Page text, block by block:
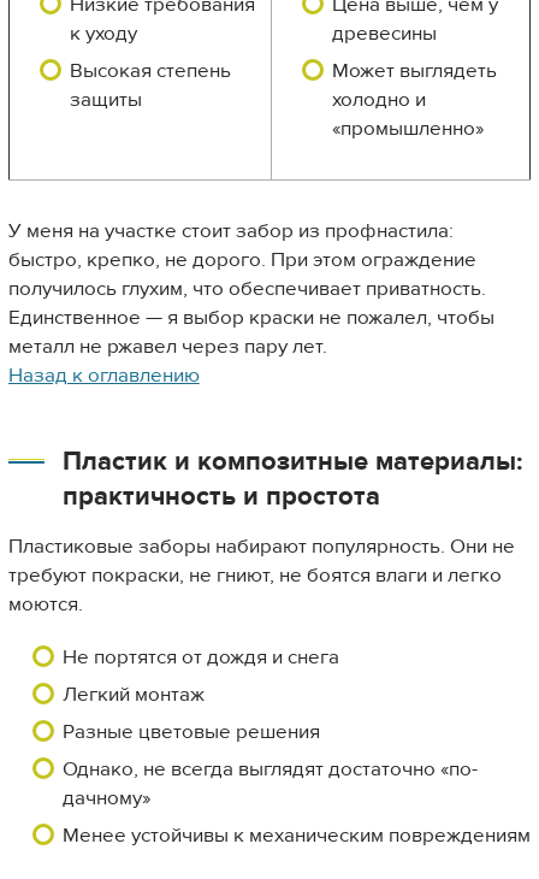
к уходу
Высокая степень
защиты
древесины
Может выглядеть
холодно и
«промышленно»
У меня на участке стоит забор из профнастила:
быстро, крепко, не дорого. При этом ограждение
получилось глухим, что обеспечивает приватность.
Единственное — я выбор краски не пожалел, чтобы
металл не ржавел через пару лет.
Назад к оглавлению
Пластик и композитные материалы:
практичность и простота
Пластиковые заборы набирают популярность. Они не
требуют покраски, не гниют, не боятся влаги и легко
моются.
Не портятся от дождя и снега
Легкий монтаж
Разные цветовые решения
Однако, не всегда выглядят достаточно «по-
дачному»
Менее устойчивы к механическим повреждениям